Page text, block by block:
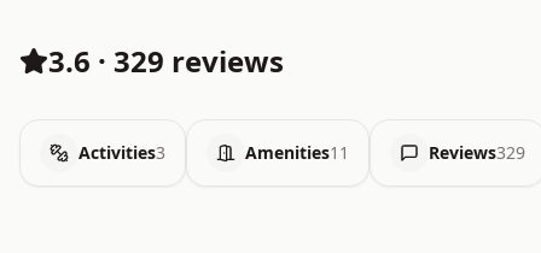
3.6 · 329 reviews
Activities3 Amenities11 Reviews329